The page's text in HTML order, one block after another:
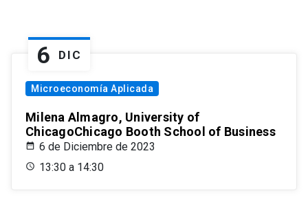
6 DIC
Microeconomía Aplicada
Milena Almagro, University of
ChicagoChicago Booth School of Business
6 de Diciembre de 2023
13:30 a 14:30